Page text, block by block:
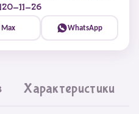
11-26
Max WhatsApp
Характеристики